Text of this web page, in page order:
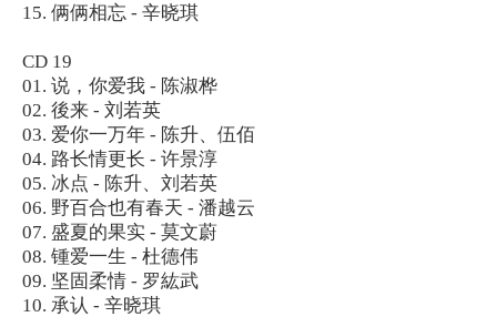
15. 俩俩相忘 - 辛晓琪
CD 19
01. 说，你爱我 - 陈淑桦
02. 後来 - 刘若英
03. 爱你一万年 - 陈升、伍佰
04. 路长情更长 - 许景淳
05. 冰点 - 陈升、刘若英
06. 野百合也有春天 - 潘越云
07. 盛夏的果实 - 莫文蔚
08. 锺爱一生 - 杜德伟
09. 坚固柔情 - 罗紘武
10. 承认 - 辛晓琪